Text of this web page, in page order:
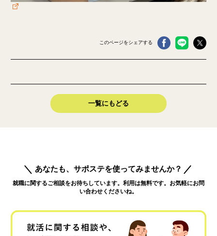
このページをシェアする
一覧にもどる
あなたも、サポステを使ってみませんか？
就職に関するご相談をお待ちしています。利用は無料です。お気軽にお問
い合わせくださいね。